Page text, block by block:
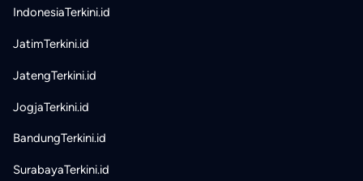
IndonesiaTerkini.id
JatimTerkini.id
JatengTerkini.id
JogjaTerkini.id
BandungTerkini.id
SurabayaTerkini.id